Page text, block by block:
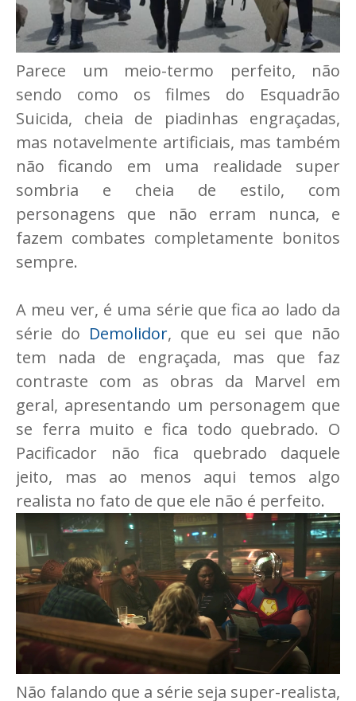
Parece um meio-termo perfeito, não
sendo como os filmes do Esquadrão
Suicida, cheia de piadinhas engraçadas,
mas notavelmente artificiais, mas também
não ficando em uma realidade super
sombria e cheia de estilo, com
personagens que não erram nunca, e
fazem combates completamente bonitos
sempre.
A meu ver, é uma série que fica ao lado da
série do Demolidor, que eu sei que não
tem nada de engraçada, mas que faz
contraste com as obras da Marvel em
geral, apresentando um personagem que
se ferra muito e fica todo quebrado. O
Pacificador não fica quebrado daquele
jeito, mas ao menos aqui temos algo
realista no fato de que ele não é perfeito.
Não falando que a série seja super-realista,